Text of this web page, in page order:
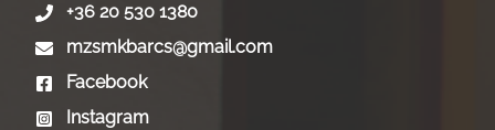
+36 20 530 1380
mzsmkbarcs@gmail.com
Facebook
Instagram